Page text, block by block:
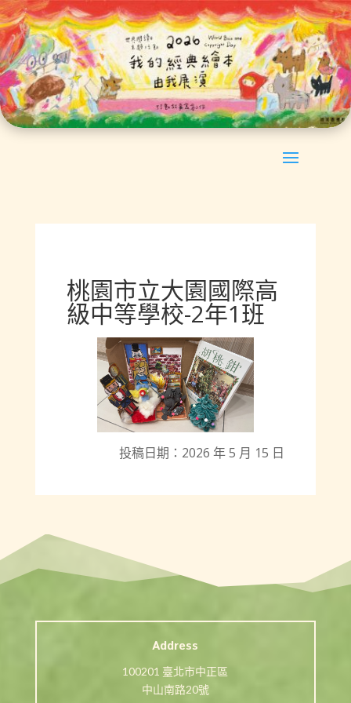
桃園市立大園國際高
級中等學校-2年1班
投稿日期：2026 年 5 月 15 日
Address
100201 臺北市中正區
中山南路20號